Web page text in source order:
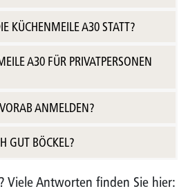
KÜCHENMEILE A30 STATT?
A30 FÜR PRIVATPERSONEN
ANMELDEN?
GUT BÖCKEL?
Viele Antworten finden Sie hier: